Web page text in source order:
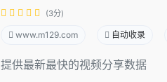
(3分)
www.m129.com 自动收录
提供最新最快的视频分享数据